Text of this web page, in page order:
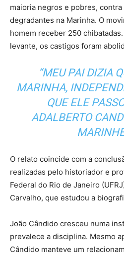
maioria negros e pobres,
degradantes na Marinha. O
homem receber 250
levante, os castigos foram
“MEU PAI DIZIA
MARINHA,
QUE ELE
ADALBERTO
O relato coincide com a
realizadas pelo historiador e
Federal do Rio de Janeiro
Carvalho, que estudou a
João Cândido cresceu numa
prevalece a disciplina. Mesmo
Cândido manteve um